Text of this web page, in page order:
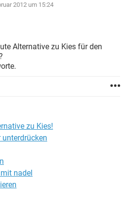
HARDWARE
IOS
INSTAGRAM
2012 um 15:24
Alternative zu Kies für den
zu Kies!
nadel